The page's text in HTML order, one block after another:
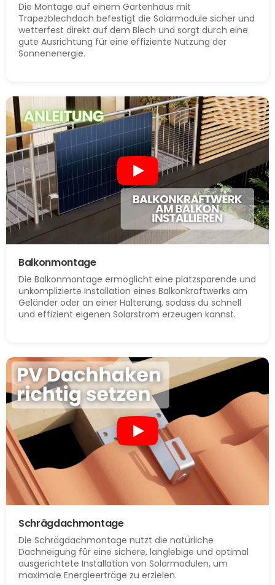
Die Montage auf einem Gartenhaus mit
Trapezblechdach befestigt die Solarmodule sicher und
wetterfest direkt auf dem Blech und sorgt durch eine
gute Ausrichtung für eine effiziente Nutzung der
Sonnenenergie.
Balkonmontage
Die Balkonmontage ermöglicht eine platzsparende und
unkomplizierte Installation eines Balkonkraftwerks am
Geländer oder an einer Halterung, sodass du schnell
und effizient eigenen Solarstrom erzeugen kannst.
Schrägdachmontage
Die Schrägdachmontage nutzt die natürliche
Dachneigung für eine sichere, langlebige und optimal
ausgerichtete Installation von Solarmodulen, um
maximale Energieerträge zu erzielen.